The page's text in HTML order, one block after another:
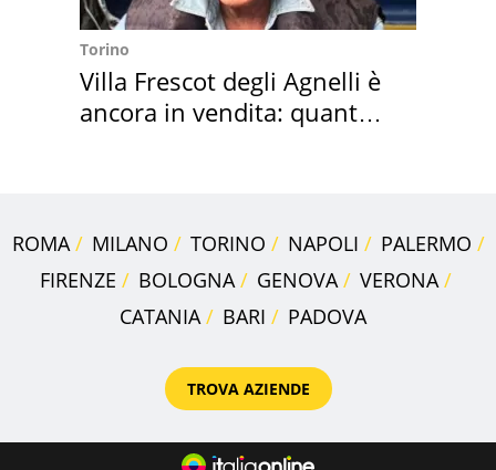
Torino
Villa Frescot degli Agnelli è
ancora in vendita: quanto
ROMA MILANO TORINO NAPOLI
PALERMO
FIRENZE
BOLOGNA GENOVA
VERONA
CATANIA
BARI PADOVA
TROVA AZIENDE